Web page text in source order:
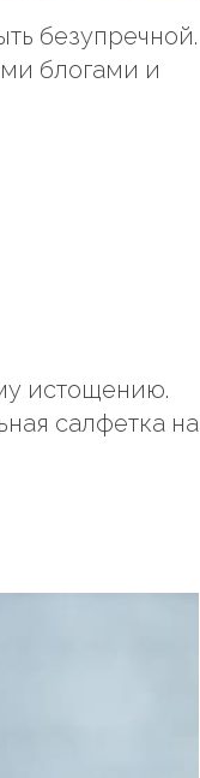
безупречной.
блогами и
истощению.
салфетка на